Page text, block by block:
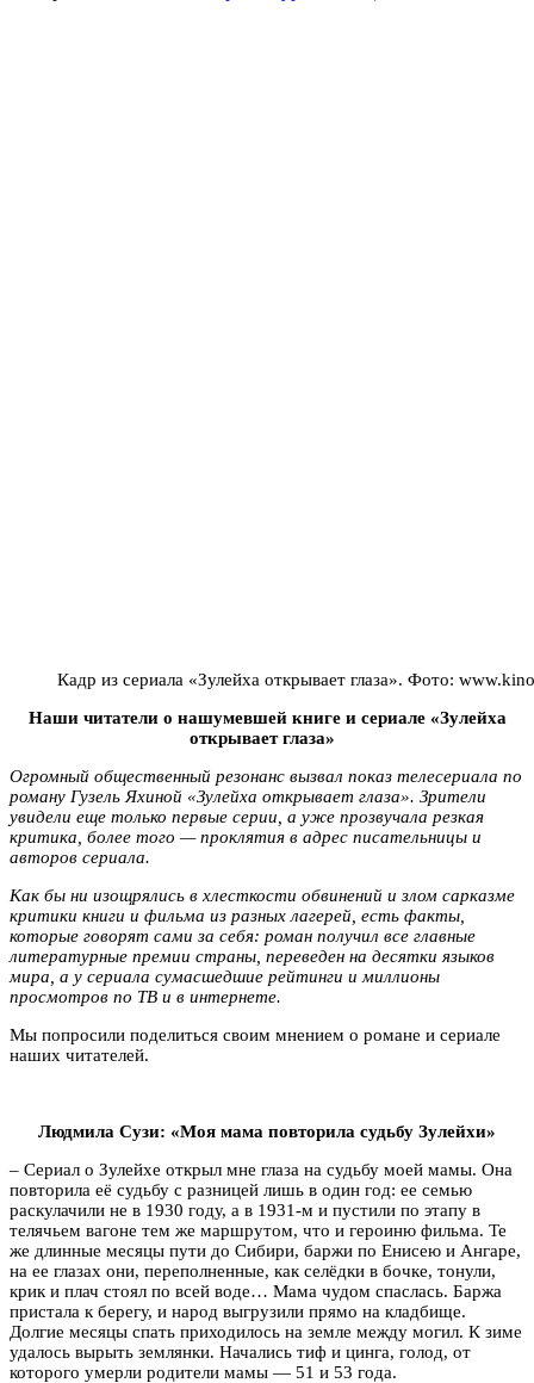
Кадр из сериала «Зулейха открывает глаза». Фото:
Наши читатели о нашумевшей книге и сериале «Зулейха
открывает глаза»
Огромный общественный резонанс вызвал показ телесериала по
роману Гузель Яхиной «Зулейха открывает глаза». Зрители
увидели еще только первые серии, а уже прозвучала резкая
критика, более того — проклятия в адрес писательницы и
авторов сериала.
Как бы ни изощрялись в хлесткости обвинений и злом сарказме
критики книги и фильма из разных лагерей, есть факты,
которые говорят сами за себя: роман получил все главные
литературные премии страны, переведен на десятки языков
мира, а у сериала сумасшедшие рейтинги и миллионы
просмотров по ТВ и в интернете.
Мы попросили поделиться своим мнением о романе и сериале
наших читателей.
Людмила Сузи: «Моя мама повторила судьбу Зулейхи»
– Сериал о Зулейхе открыл мне глаза на судьбу моей мамы. Она
повторила её судьбу с разницей лишь в один год: ее семью
раскулачили не в 1930 году, а в 1931-м и пустили по этапу в
телячьем вагоне тем же маршрутом, что и героиню фильма. Те
же длинные месяцы пути до Сибири, баржи по Енисею и Ангаре,
на ее глазах они, переполненные, как селёдки в бочке, тонули,
крик и плач стоял по всей воде… Мама чудом спаслась. Баржа
пристала к берегу, и народ выгрузили прямо на кладбище.
Долгие месяцы спать приходилось на земле между могил. К зиме
удалось вырыть землянки. Начались тиф и цинга, голод, от
которого умерли родители мамы — 51 и 53 года.